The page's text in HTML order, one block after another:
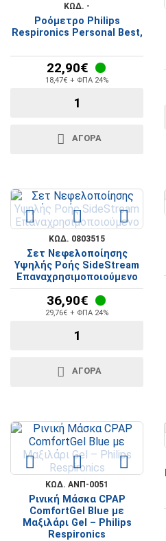
ΚΩΔ. -
Ροόμετρο Philips
Respironics Personal Best,
22,90€
18,47€ + ΦΠΑ 24%
ΑΓΟΡΆ
ΚΩΔ. 0803515
Σετ Νεφελοποίησης
Υψηλής Ροής SideStream
Επαναχρησιμοποιούμενο
36,90€
29,76€ + ΦΠΑ 24%
ΑΓΟΡΆ
ΚΩΔ. ΑΝΠ-0051
Ρινική Μάσκα CPAP
ComfortGel Blue με
Μαξιλάρι Gel – Philips
Respironics